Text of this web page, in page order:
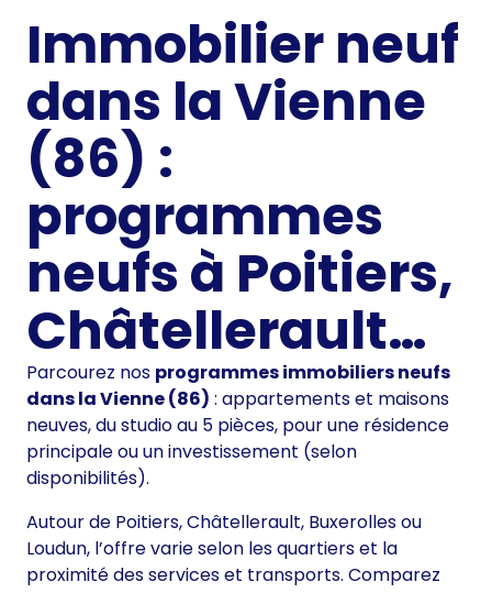
Immobilier neuf
dans la Vienne
(86) :
programmes
neufs à Poitiers,
Châtellerault…
Parcourez nos programmes immobiliers neufs
dans la Vienne (86) : appartements et maisons
neuves, du studio au 5 pièces, pour une résidence
principale ou un investissement (selon
disponibilités).
Autour de Poitiers, Châtellerault, Buxerolles ou
Loudun, l’offre varie selon les quartiers et la
proximité des services et transports. Comparez